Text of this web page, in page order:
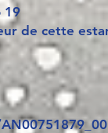
19
de cette